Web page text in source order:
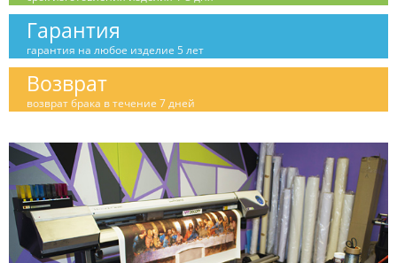
Гарантия
гарантия на любое изделие 5 лет
Возврат
возврат брака в течение 7 дней